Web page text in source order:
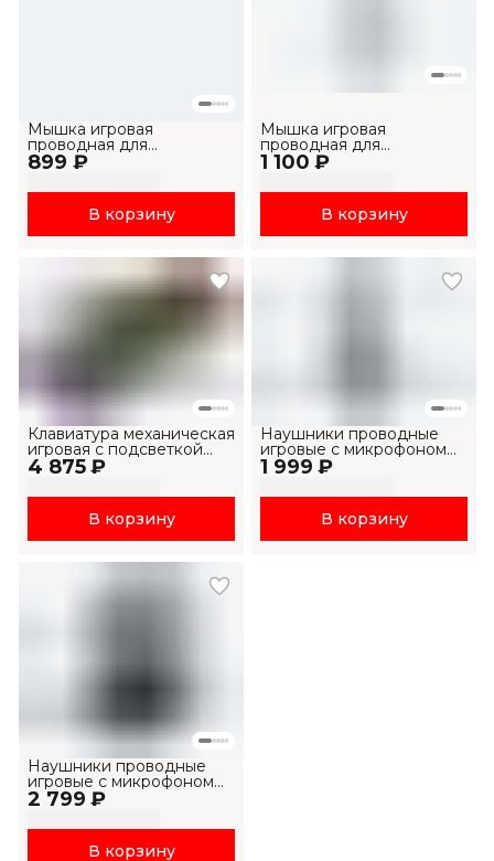
899 ₽
Мышка игровая
проводная для
компьютера и ноутбука
MS1034
В корзину
1 100 ₽
Мышка игровая
проводная для
компьютера и ноутбука
MS1033
В корзину
4 875 ₽
Клавиатура механическая
игровая с подсветкой
KB875L-RU
В корзину
1 999 ₽
Наушники проводные
игровые с микрофоном
H2038U
В корзину
2 799 ₽
Наушники проводные
игровые с микрофоном
H2007U
В корзину